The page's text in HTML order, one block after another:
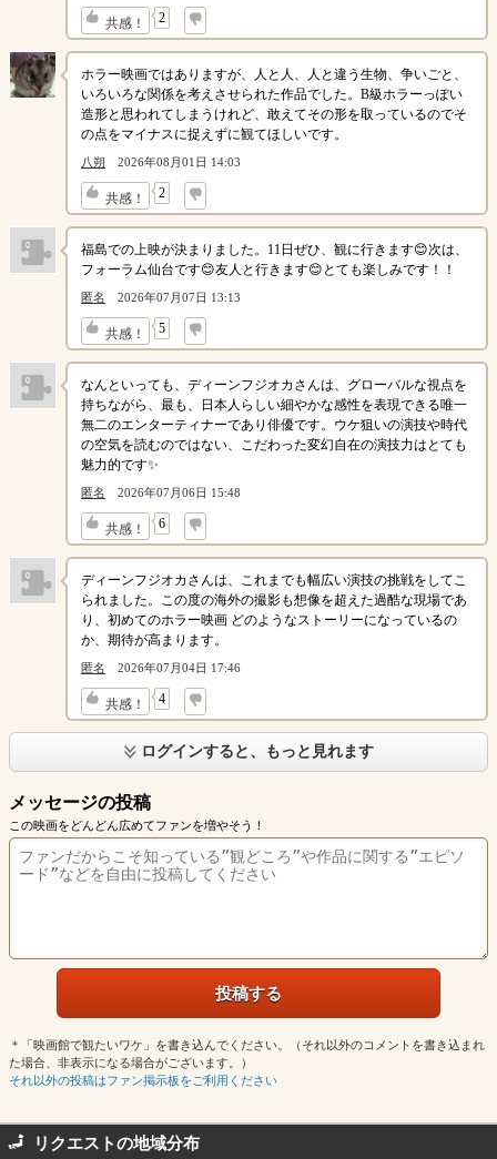
共感！ 2
↓
ホラー映画ではありますが、人と人、人と違う生物、争いごと、
いろいろな関係を考えさせられた作品でした。B級ホラーっぽい
造形と思われてしまうけれど、敢えてその形を取っているのでそ
の点をマイナスに捉えずに観てほしいです。
八朔 2026年08月01日 14:03
共感！ 2
↓
福島での上映が決まりました。11日ぜひ、観に行きます😊次は、
フォーラム仙台です😊友人と行きます😊とても楽しみです！！
匿名 2026年07月07日 13:13
共感！ 5
↓
なんといっても、ディーンフジオカさんは、グローバルな視点を
持ちながら、最も、日本人らしい細やかな感性を表現できる唯一
無二のエンターティナーであり俳優です。ウケ狙いの演技や時代
の空気を読むのではない、こだわった変幻自在の演技力はとても
魅力的です✨
匿名 2026年07月06日 15:48
共感！ 6
↓
ディーンフジオカさんは、これまでも幅広い演技の挑戦をしてこ
られました。この度の海外の撮影も想像を超えた過酷な現場であ
り、初めてのホラー映画 どのようなストーリーになっているの
か、期待が高まります。
匿名 2026年07月04日 17:46
共感！ 4
↓
ログインすると、もっと見れます
メッセージの投稿
この映画をどんどん広めてファンを増やそう！
＊「映画館で観たいワケ」を書き込んでください。（それ以外のコメントを書き込まれ
た場合、非表示になる場合がございます。）
それ以外の投稿はファン掲示板をご利用ください
リクエストの地域分布